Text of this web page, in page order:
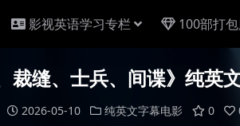
影视英语学习专栏 100部打
裁缝、士兵、间谍》纯英
2026-05-10 纯英文字幕电影 0